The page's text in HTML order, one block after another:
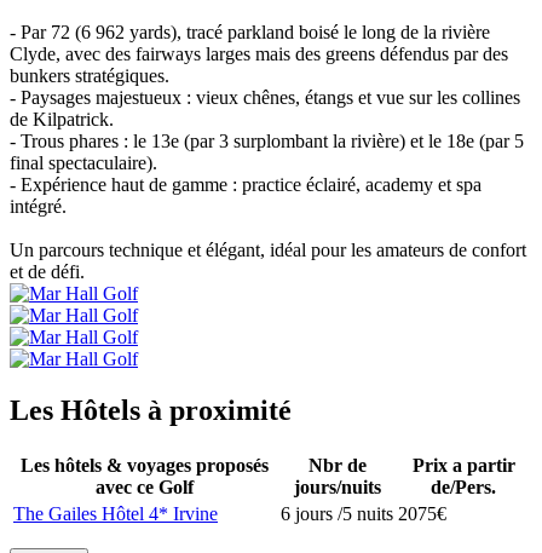
- Par 72 (6 962 yards), tracé parkland boisé le long de la rivière
Clyde, avec des fairways larges mais des greens défendus par des
bunkers stratégiques.
- Paysages majestueux : vieux chênes, étangs et vue sur les collines
de Kilpatrick.
- Trous phares : le 13e (par 3 surplombant la rivière) et le 18e (par 5
final spectaculaire).
- Expérience haut de gamme : practice éclairé, academy et spa
intégré.
Un parcours technique et élégant, idéal pour les amateurs de confort
et de défi.
Les Hôtels à proximité
Les hôtels & voyages proposés
avec ce Golf
Nbr de
jours/nuits
Prix a partir
de/Pers.
The Gailes Hôtel 4* Irvine
6 jours /5 nuits 2075€